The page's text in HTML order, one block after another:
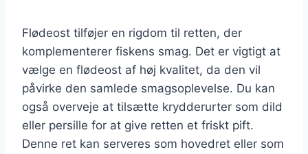
Flødeost tilføjer en rigdom til retten, der
komplementerer fiskens smag. Det er vigtigt at
vælge en flødeost af høj kvalitet, da den vil
påvirke den samlede smagsoplevelse. Du kan
også overveje at tilsætte krydderurter som dild
eller persille for at give retten et friskt pift.
Denne ret kan serveres som hovedret eller som